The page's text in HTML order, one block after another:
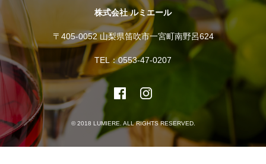
株式会社 ルミエール
〒405-0052 山梨県笛吹市一宮町南野呂624
TEL：0553-47-0207
© 2018 LUMIERE. ALL RIGHTS RESERVED.